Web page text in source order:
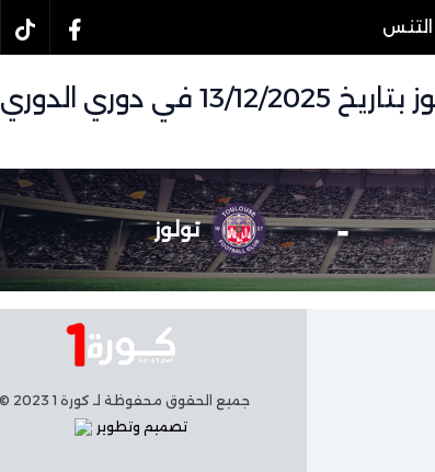
التنس
تفاصيل وموعد مباراة باريس سان جيرمان و تولوز بتاريخ 13/12/2025 في دوري الدوري
- تولوز
جميع الحقوق محفوظة لـ كورة 1 2023 ©
تصميم وتطوير